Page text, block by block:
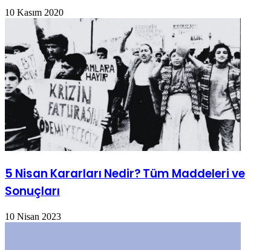
10 Kasım 2020
5 Nisan Kararları Nedir? Tüm Maddeleri ve
Sonuçları
10 Nisan 2023